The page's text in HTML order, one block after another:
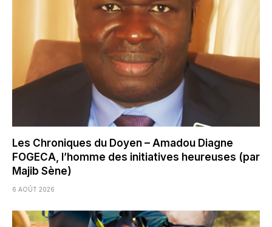
Les Chroniques du Doyen – Amadou Diagne
FOGECA, l’homme des initiatives heureuses (par
Majib Sène)
6 AOÛT 2026